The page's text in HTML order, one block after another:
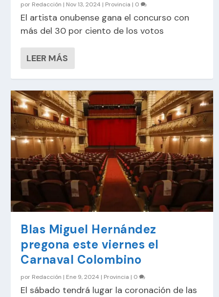
por Redacción | Nov 13, 2024 | Provincia | 0
El artista onubense gana el concurso con
más del 30 por ciento de los votos
LEER MÁS
Blas Miguel Hernández
pregona este viernes el
Carnaval Colombino
por Redacción | Ene 9, 2024 | Provincia | 0
El sábado tendrá lugar la coronación de las